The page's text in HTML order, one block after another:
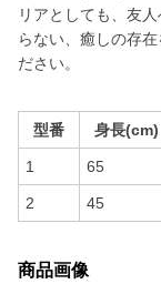
リアとしても、友
らない、癒しの存
ださい。
型番 身長(cm)
1 65
2 45
商品画像